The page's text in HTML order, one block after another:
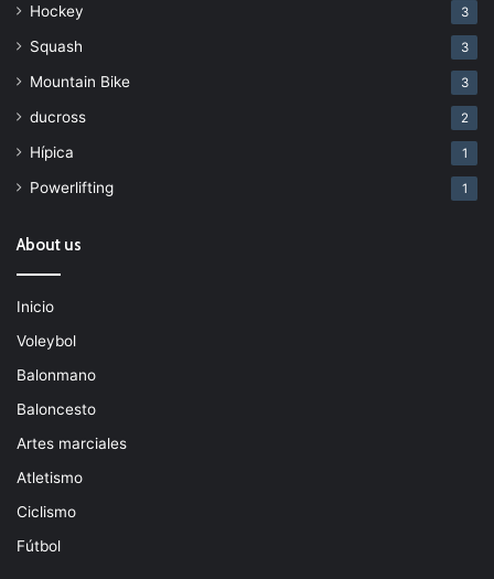
Hockey 3
Squash 3
Mountain Bike 3
ducross 2
Hípica 1
Powerlifting 1
About us
Inicio
Voleybol
Balonmano
Baloncesto
Artes marciales
Atletismo
Ciclismo
Fútbol